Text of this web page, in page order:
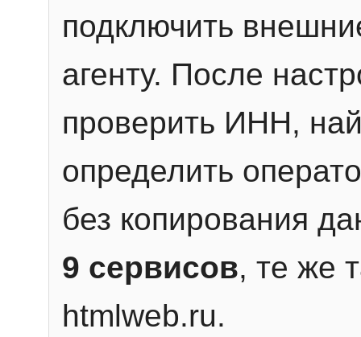
подключить
агенту. После
проверить ИНН,
определить
без копирования
9 сервисов, те же
htmlweb.ru.